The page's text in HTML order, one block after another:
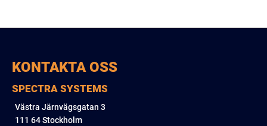
KONTAKTA OSS
SPECTRA SYSTEMS
Västra Järnvägsgatan 3
111 64 Stockholm